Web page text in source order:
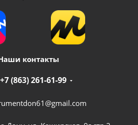
контакты
+7 (863) 261-61-99